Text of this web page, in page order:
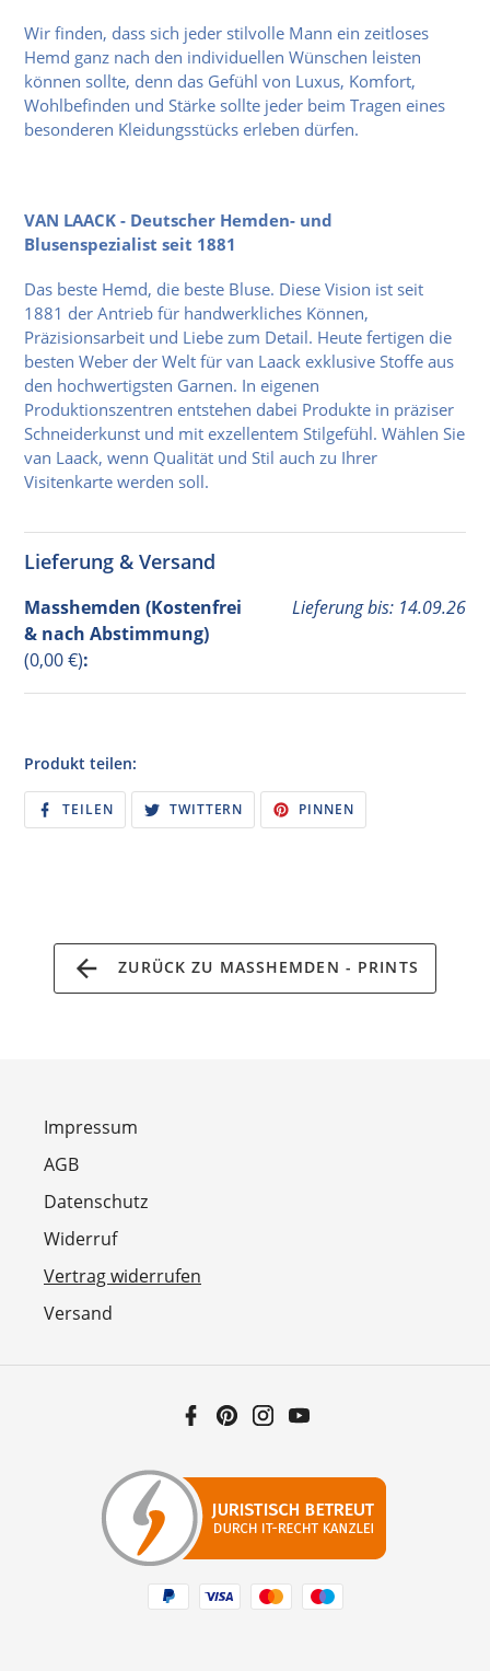
Wir finden, dass sich jeder stilvolle Mann ein zeitloses
Hemd ganz nach den individuellen Wünschen leisten
können sollte, denn das Gefühl von Luxus, Komfort,
Wohlbefinden und Stärke sollte jeder beim Tragen eines
besonderen Kleidungsstücks erleben dürfen.
VAN LAACK - Deutscher Hemden- und
Blusenspezialist seit 1881
Das beste Hemd, die beste Bluse. Diese Vision ist seit
1881 der Antrieb für handwerkliches Können,
Präzisionsarbeit und Liebe zum Detail. Heute fertigen die
besten Weber der Welt für van Laack exklusive Stoffe aus
den hochwertigsten Garnen. In eigenen
Produktionszentren entstehen dabei Produkte in präziser
Schneiderkunst und mit exzellentem Stilgefühl. Wählen Sie
van Laack, wenn Qualität und Stil auch zu Ihrer
Visitenkarte werden soll.
Lieferung & Versand
Masshemden (Kostenfrei
& nach Abstimmung)
(0,00 €):
Lieferung bis: 14.09.26
Produkt teilen:
TEILENAUF
FACEBOOK
TEILEN
TWITTERN
TWITTER
TWITTERN
PINNEN
PINNEN
ZURÜCK ZU MASSHEMDEN - PRINTS
Impressum
AGB
Datenschutz
Widerruf
Vertrag widerrufen
Versand
FacebookPinterestInstagram
Zahlungsarten